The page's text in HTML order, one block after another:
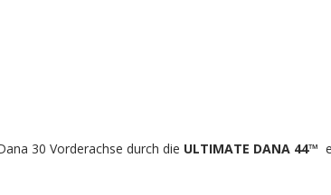
30 Vorderachse durch die ULTIMATE DANA 44™